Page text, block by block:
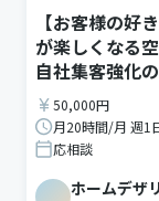
【お客様の好
が楽しくなる
自社集客強化
50,000円
月20時間/月 週1
応相談
ホームデザ